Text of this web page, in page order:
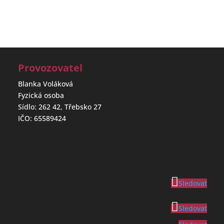
Provozovatel
Blanka Voláková
Fyzická osoba
Sídlo: 262 42, Třebsko 27
IČO: 65589424
Sledovat
Sledovat